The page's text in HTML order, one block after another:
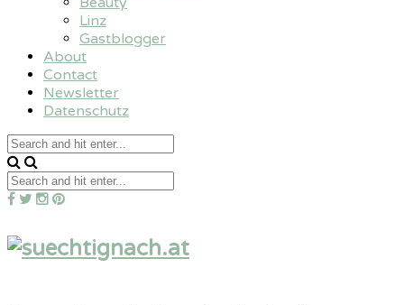
Linz
Gastblogger
About
Contact
Newsletter
Datenschutz